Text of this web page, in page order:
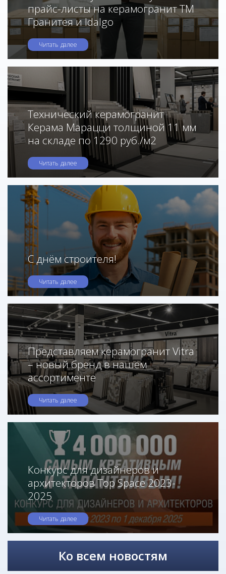
прайс-листы на керамогранит ТМ
Гранитея и Idalgo
Читать далее
Технический керамогранит
Керама Марацци толщиной 11 мм
на складе по 1290 руб./м2
Читать далее
С днём строителя!
Читать далее
Представляем керамогранит Vitra
– новый бренд в нашем
ассортименте
Читать далее
Конкурс для дизайнеров и
архитекторов Top Space 2023-
2025
Читать далее
Ко всем новостям